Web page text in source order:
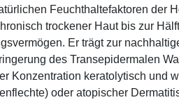
Feuchthaltefaktoren der
trockener Haut bis zur
Er trägt zur
des Transepidermalen
Konzentration keratolytisch und
oder atopischer